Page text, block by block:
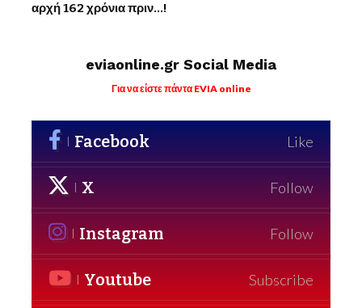
αρχή 162 χρόνια πριν…!
eviaonline.gr Social Media
Για να είστε πάντα EVIA online
Facebook Like
X Follow
Instagram Follow
Youtube Subscribe